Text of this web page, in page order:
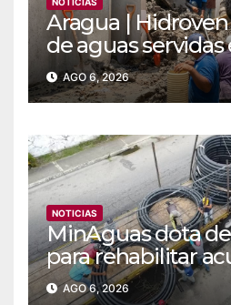
Aragua |
de aguas servidas
comunidad Doña
Maracay
AGO 6, 2026
NOTICIAS
MinAguas dota
para rehabilitar
el municipio
AGO 6, 2026